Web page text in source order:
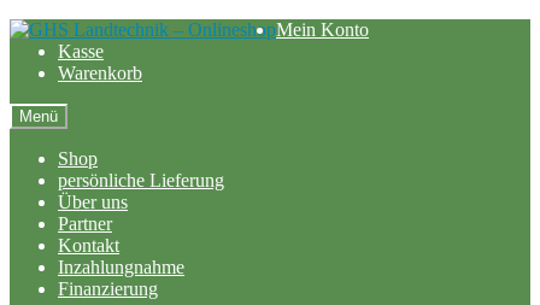
Zur
Navigation
springen
Zum
Inhalt
springen
Mein Konto
Kasse
Warenkorb
Menü
Shop
persönliche Lieferung
Über uns
Partner
Kontakt
Inzahlungnahme
Finanzierung